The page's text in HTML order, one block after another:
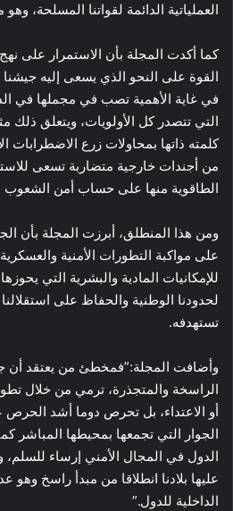
العملياتية الدائمة لقواتنا المسلحة،
كما أكدت المجلة بأن الاستمرار على
القوة على النحو الذي يسعى إليه
في غاية الأهمية تصب في مجملها في
التي تتصدر كل الأولويات، ويتعلق ذلك
كلمته ذاتها بمحاولات زرع الاضطرابات
من أجندات خارجية متضاربة تسعى
الطاقوية منها على حساب أمن الشعوب
ومن هذا المنطلق، أبرزت المجلة بأن
على مواكبة التطورات الأمنية
للإمكانيات المادية والبشرية التي
لحدودنا الوطنية والحفاظ على
تستهدفه.
وأضافت المجلة:”فمخطئ من يعتقد أن
الراسخة والمتجذرة، ترمي من خلال
أو الاعتداء، بل تحرص دوما أشد
الجوار التي تجمعها بمحيطها المباشر
الدول في المجال الأمني إرساء
عليها بلادنا انطلاقا من مبدأ راسخ
الداخلية للدول.”